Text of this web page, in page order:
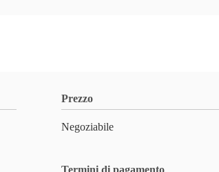
Prezzo
Negoziabile
Termini di pagamento